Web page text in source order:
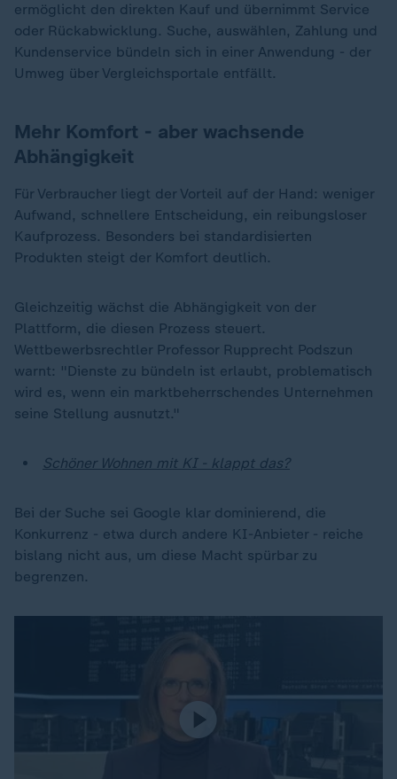
ermöglicht den direkten Kauf und übernimmt Service
oder Rückabwicklung. Suche, auswählen, Zahlung und
Kundenservice bündeln sich in einer Anwendung - der
Umweg über Vergleichsportale entfällt.
Mehr Komfort - aber wachsende
Abhängigkeit
Für Verbraucher liegt der Vorteil auf der Hand: weniger
Aufwand, schnellere Entscheidung, ein reibungsloser
Kaufprozess. Besonders bei standardisierten
Produkten steigt der Komfort deutlich.
Gleichzeitig wächst die Abhängigkeit von der
Plattform, die diesen Prozess steuert.
Wettbewerbsrechtler Professor Rupprecht Podszun
warnt: "Dienste zu bündeln ist erlaubt, problematisch
wird es, wenn ein marktbeherrschendes Unternehmen
seine Stellung ausnutzt."
Schöner Wohnen mit KI - klappt das?
Bei der Suche sei Google klar dominierend, die
Konkurrenz - etwa durch andere KI-Anbieter - reiche
bislang nicht aus, um diese Macht spürbar zu
begrenzen.